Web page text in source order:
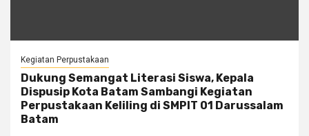
Kegiatan Perpustakaan
Dukung Semangat Literasi Siswa, Kepala
Dispusip Kota Batam Sambangi Kegiatan
Perpustakaan Keliling di SMPIT 01 Darussalam
Batam